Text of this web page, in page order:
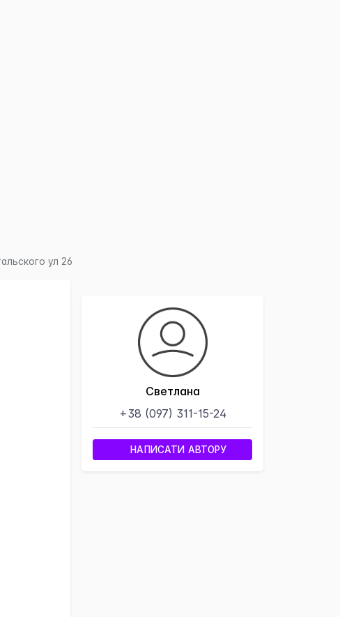
ул 26
Светлана
+38 (097) 311-15-24
НАПИСАТИ АВТОРУ